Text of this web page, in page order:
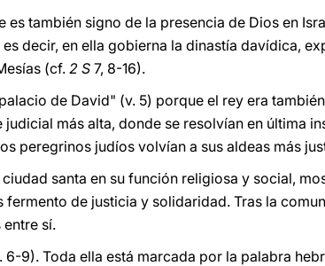
es también signo de la presencia de Dios en
es decir, en ella gobierna la dinastía davídica,
(cf.2 S 7, 8-16).
de David" (v. 5) porque el rey era
más alta, donde se resolvían en última
peregrinos judíos volvían a sus aldeas más
santa en su función religiosa y social,
de justicia y solidaridad. Tras la
sí.
9). Toda ella está marcada por la palabra